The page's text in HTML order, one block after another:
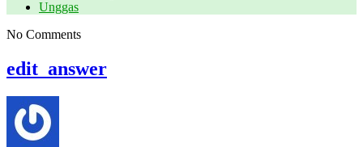
Unggas
No Comments
edit_answer